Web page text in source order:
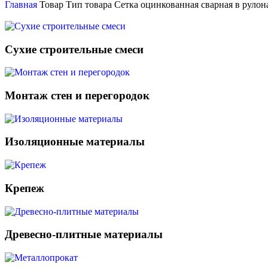
Главная Товар Тип товара Сетка оцинкованная сварная в
Сухие строительные смеси
Монтаж стен и перегородок
Изоляционные материалы
Крепеж
Древесно-плитные материалы